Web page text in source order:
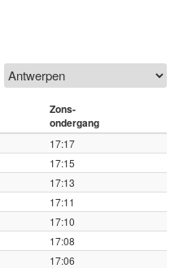
Zons-
ondergang
17:17
17:15
17:13
17:11
17:10
17:08
17:06